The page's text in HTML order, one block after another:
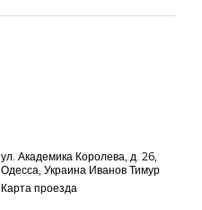
ул. Академика Королева, д. 26,
Одесса, Украина Иванов Тимур
Карта проезда